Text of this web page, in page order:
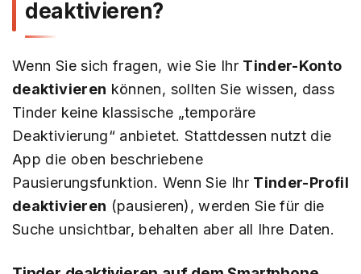
deaktivieren?
Wenn Sie sich fragen, wie Sie Ihr Tinder-Konto
deaktivieren können, sollten Sie wissen, dass
Tinder keine klassische „temporäre
Deaktivierung“ anbietet. Stattdessen nutzt die
App die oben beschriebene
Pausierungsfunktion. Wenn Sie Ihr Tinder-Profil
deaktivieren (pausieren), werden Sie für die
Suche unsichtbar, behalten aber all Ihre Daten.